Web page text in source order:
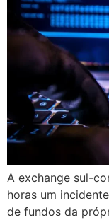
A exchange sul-
horas um
de fundos da